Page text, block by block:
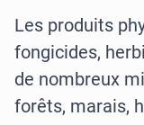
Les produits
fongicides,
de nombreux
forêts, marais,